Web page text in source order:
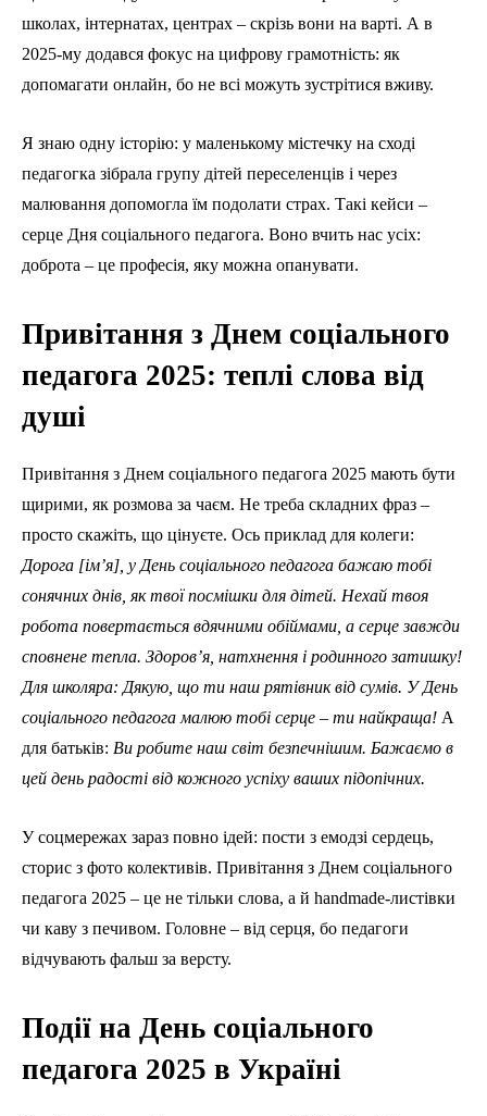
школах, інтернатах, центрах – скрізь вони на варті. А в
2025-му додався фокус на цифрову грамотність: як
допомагати онлайн, бо не всі можуть зустрітися вживу.
Я знаю одну історію: у маленькому містечку на сході
педагогка зібрала групу дітей переселенців і через
малювання допомогла їм подолати страх. Такі кейси –
серце Дня соціального педагога. Воно вчить нас усіх:
доброта – це професія, яку можна опанувати.
Привітання з Днем соціального
педагога 2025: теплі слова від
душі
Привітання з Днем соціального педагога 2025 мають бути
щирими, як розмова за чаєм. Не треба складних фраз –
просто скажіть, що цінуєте. Ось приклад для колеги:
Дорога [ім’я], у День соціального педагога бажаю тобі
сонячних днів, як твої посмішки для дітей. Нехай твоя
робота повертається вдячними обіймами, а серце завжди
сповнене тепла. Здоров’я, натхнення і родинного затишку!
Для школяра: Дякую, що ти наш рятівник від сумів. У День
соціального педагога малюю тобі серце – ти найкраща! А
для батьків: Ви робите наш світ безпечнішим. Бажаємо в
цей день радості від кожного успіху ваших підопічних.
У соцмережах зараз повно ідей: пости з емодзі сердець,
сторис з фото колективів. Привітання з Днем соціального
педагога 2025 – це не тільки слова, а й handmade-листівки
чи каву з печивом. Головне – від серця, бо педагоги
відчувають фальш за версту.
Події на День соціального
педагога 2025 в Україні